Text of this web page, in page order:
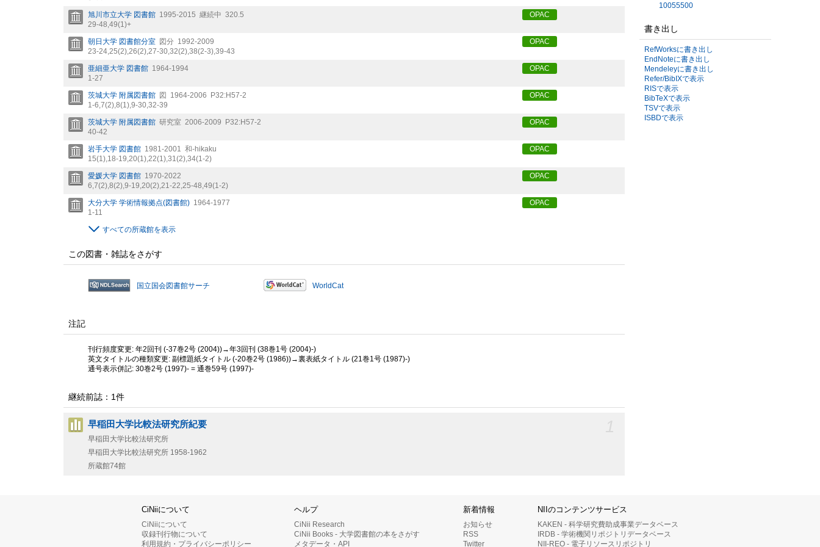
旭川市立大学 図書館 1995-2015 継続中 320.5
29-48,49(1)+
OPAC
朝日大学 図書館分室 図分 1992-2009
23-24,25(2),26(2),27-30,32(2),38(2-3),39-43
OPAC
亜細亜大学 図書館 1964-1994
1-27
OPAC
茨城大学 附属図書館 図 1964-2006
P32:H57-2
1-6,7(2),8(1),9-30,32-39
OPAC
茨城大学 附属図書館 研究室 2006-2009
P32:H57-2
40-42
OPAC
岩手大学 図書館 1981-2001 和-hikaku
15(1),18-19,20(1),22(1),31(2),34(1-2)
OPAC
愛媛大学 図書館 1970-2022
6,7(2),8(2),9-19,20(2),21-22,25-48,49(1-2)
OPAC
大分大学 学術情報拠点(図書館) 1964-1977
1-11
OPAC
すべての所蔵館を表示
この図書・雑誌をさがす
国立国会図書館サーチ WorldCat
注記
刊行頻度変更: 年2回刊 (-37巻2号 (2004))→年3回刊 (38巻1号 (2004)-)
英文タイトルの種類変更: 副標題紙タイトル (-20巻2号 (1986))→裏表紙タイトル (21巻1号 (1987)-)
通号表示併記: 30巻2号 (1997)- = 通巻59号 (1997)-
継続前誌：1件
早稲田大学比較法研究所紀要
早稲田大学比較法研究所
早稲田大学比較法研究所 1958-1962
所蔵館74館
10055500
書き出し
RefWorksに書き出し
EndNoteに書き出し
Mendeleyに書き出し
Refer/BibIXで表示
RISで表示
BibTeXで表示
TSVで表示
ISBDで表示
CiNiiについて
CiNiiについて
収録刊行物について
利用規約・プライバシーポリシー
ヘルプ
CiNii Research
CiNii Books - 大学図書館の本をさがす
メタデータ・API
新着情報
お知らせ
RSS
Twitter
NIIのコンテンツサービス
KAKEN - 科学研究費助成事業データベース
IRDB - 学術機関リポジトリデータベース
NII-REO - 電子リソースリポジトリ